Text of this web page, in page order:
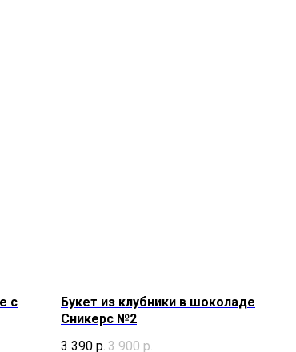
с
Букет из клубники в шоколаде
Сникерс №2
3 390 р. 3 900 р.